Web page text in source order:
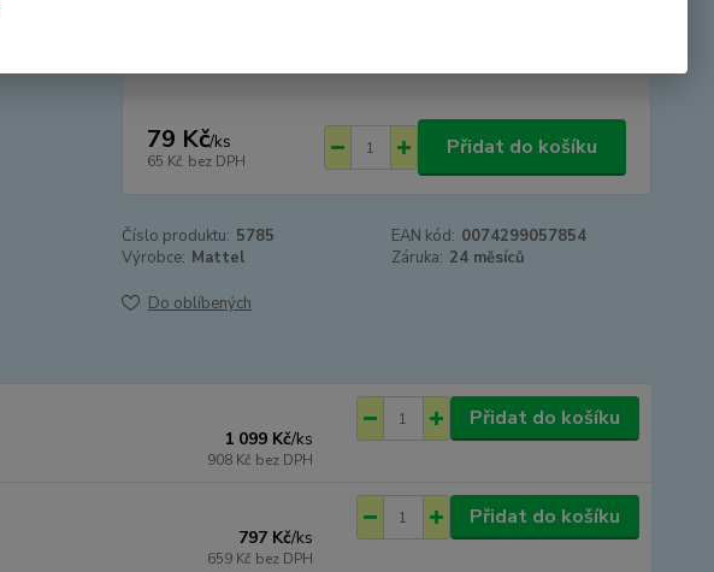
79 Kč/ks
65 Kč bez DPH
Přidat do košíku
Číslo produktu: 5785 EAN kód: 0074299057854
Výrobce: Mattel Záruka: 24 měsíců
Do oblíbených
1 099 Kč/ks
908 Kč bez DPH
Přidat do košíku
797 Kč/ks
659 Kč bez DPH
Přidat do košíku